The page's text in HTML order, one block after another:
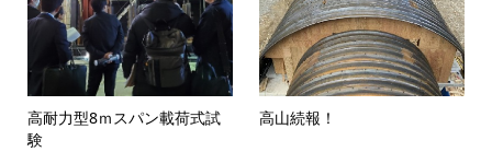
高耐力型8ｍスパン載荷式試
験
高山続報！